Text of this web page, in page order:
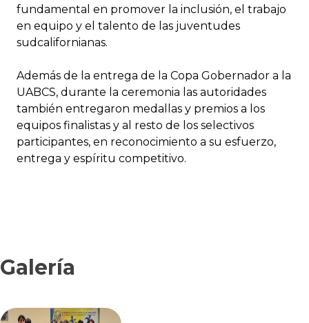
fundamental en promover la inclusión, el trabajo
en equipo y el talento de las juventudes
sudcalifornianas.
Además de la entrega de la Copa Gobernador a la
UABCS, durante la ceremonia las autoridades
también entregaron medallas y premios a los
equipos finalistas y al resto de los selectivos
participantes, en reconocimiento a su esfuerzo,
entrega y espíritu competitivo.
Galería